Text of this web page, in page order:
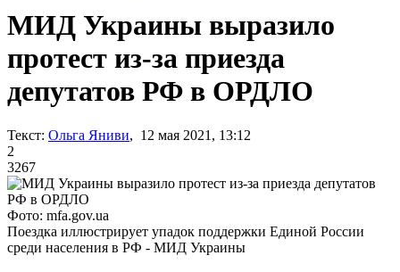
МИД Украины выразило
протест из-за приезда
депутатов РФ в ОРДЛО
Текст: Ольга Яниви, 12 мая 2021, 13:12
2
3267
Фото: mfa.gov.ua
Поездка иллюстрирует упадок поддержки Единой России
среди населения в РФ - МИД Украины